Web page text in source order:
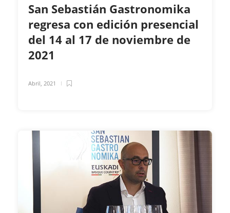
San Sebastián Gastronomika
regresa con edición presencial
del 14 al 17 de noviembre de
2021
Abril, 2021